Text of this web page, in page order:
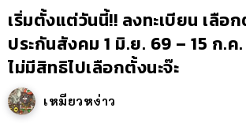
เริ่มตั้งแต่วันนี้!! ลงทะเบียน เลือ
ประกันสังคม 1 มิ.ย. 69 – 15 ก.ค
ไม่มีสิทธิไปเลือกตั้งนะจ๊ะ
เหมียวหง่าว